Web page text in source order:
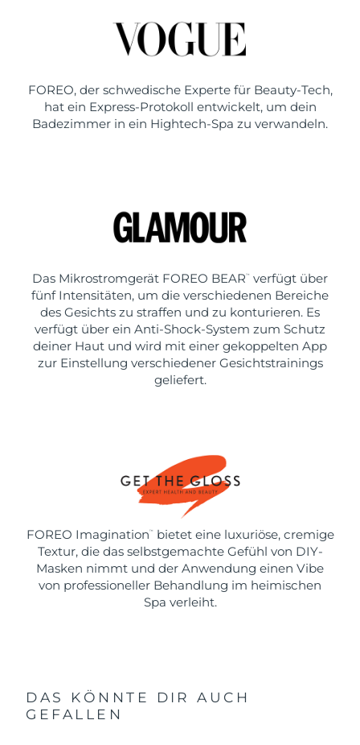
FOREO, der schwedische Experte für Beauty-Tech,
hat ein Express-Protokoll entwickelt, um dein
Badezimmer in ein Hightech-Spa zu verwandeln.
Das Mikrostromgerät FOREO BEAR ™
verfügt über
fünf Intensitäten, um die verschiedenen Bereiche
des Gesichts zu straffen und zu konturieren. Es
verfügt über ein Anti-Shock-System zum Schutz
deiner Haut und wird mit einer gekoppelten App
zur Einstellung verschiedener Gesichtstrainings
geliefert.
FOREO Imagination ™
bietet eine luxuriöse, cremige
Textur, die das selbstgemachte Gefühl von DIY-
Masken nimmt und der Anwendung einen Vibe
von professioneller Behandlung im heimischen
Spa verleiht.
DAS KÖNNTE DIR AUCH
GEFALLEN